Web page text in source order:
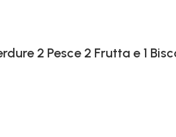
2 Pesce 2 Frutta e 1